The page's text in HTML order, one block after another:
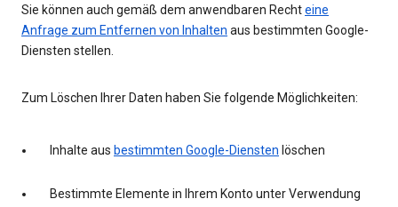
Sie können auch gemäß dem anwendbaren Rechteine
Anfrage zum Entfernen von Inhalten aus bestimmten Google-
Diensten stellen.
Zum Löschen Ihrer Daten haben Sie folgende Möglichkeiten:
Inhalte aus bestimmten Google-Diensten löschen
Bestimmte Elemente in Ihrem Konto unter Verwendung